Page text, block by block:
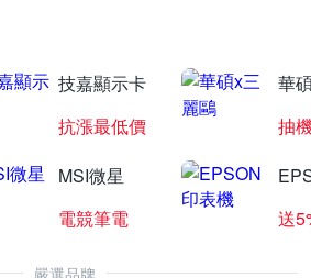
技嘉顯示卡
抗漲最低價
華
抽
MSI微星
電競筆電
送
嚴選品牌